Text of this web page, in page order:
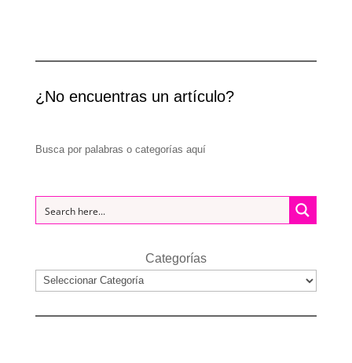
¿No encuentras un artículo?
Busca por palabras o categorías aquí
Categorías